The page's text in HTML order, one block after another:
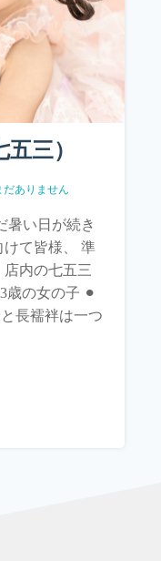
三）
だありません
暑い日が続き
けて皆様、 準
内の七五三
の女の子 ⚫︎
長襦袢は一つ